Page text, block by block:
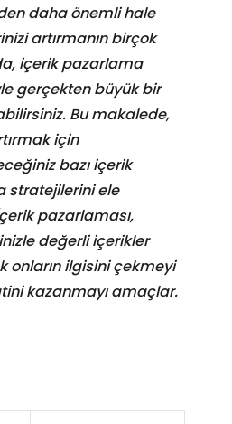
daha önemli hale
artırmanın birçok
içerik pazarlama
gerçekten büyük bir
Bu makalede,
için
bazı içerik
stratejilerini ele
pazarlaması,
değerli içerikler
onların ilgisini çekmeyi
kazanmayı amaçlar.